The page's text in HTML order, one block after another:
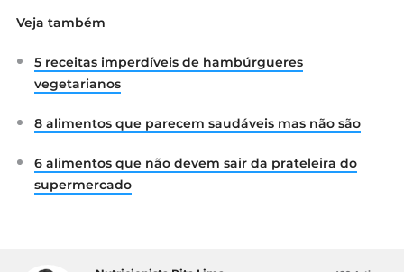
saúde”. Disponível em:
tremocos-e-a-saude/
“HEALTH BENEFITS”. Disponível
benefits/
Health, and Technological Functionality of
Lupin Flour Addition to Bread and Other
Veja também
5 receitas imperdíveis de hambúrgueres
vegetarianos
8 alimentos que parecem saudáveis mas não são
6 alimentos que não devem sair da prateleira do
supermercado